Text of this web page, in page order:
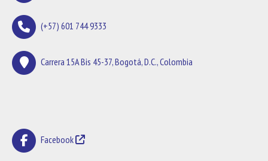
(+57) 601 744 9333
Carrera 15A Bis 45-37, Bogotá, D.C., Colombia
Facebook